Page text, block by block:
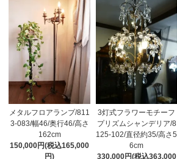
メタルフロアランプ/811
3-083/幅46/奥行46/高さ
162cm
150,000円(税込165,000
円)
3灯式フラワーモチーフ
プリズムシャンデリア/8
125-102/直径約35/高さ5
6cm
330,000円(税込363,000